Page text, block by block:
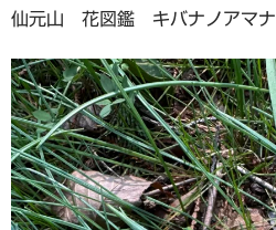
仙元山 花図鑑 キバナノアマナ